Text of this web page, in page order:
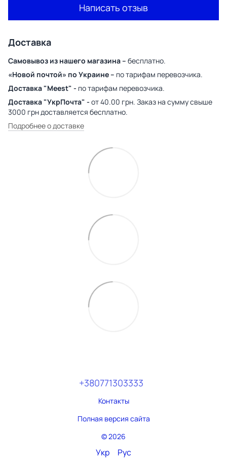
Написать отзыв
Доставка
Самовывоз из нашего магазина – бесплатно.
«Новой почтой» по Украине – по тарифам перевозчика.
Доставка "Meest" - по тарифам перевозчика.
Доставка "УкрПочта" - от 40.00 грн. Заказ на сумму свыше
3000 грн доставляется бесплатно.
Подробнее о доставке
+380771303333
Контакты
Полная версия сайта
© 2026
Укр Рус